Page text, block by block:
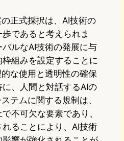
正式採択は、AI技術の
であると考えられま
ルなAI技術の発展に与
組みを設定することに
な使用と透明性の確保
、人間と対話するAIの
テムに関する規制は、
不可欠な要素であり、
ることにより、AI技術